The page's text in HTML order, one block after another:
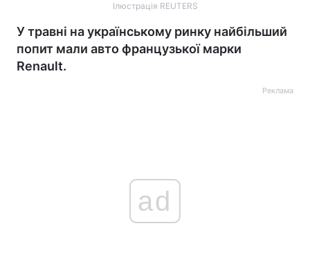
Ілюстрація REUTERS
У травні на українському ринку найбільший
попит мали авто французької марки
Renault.
Реклама
ad